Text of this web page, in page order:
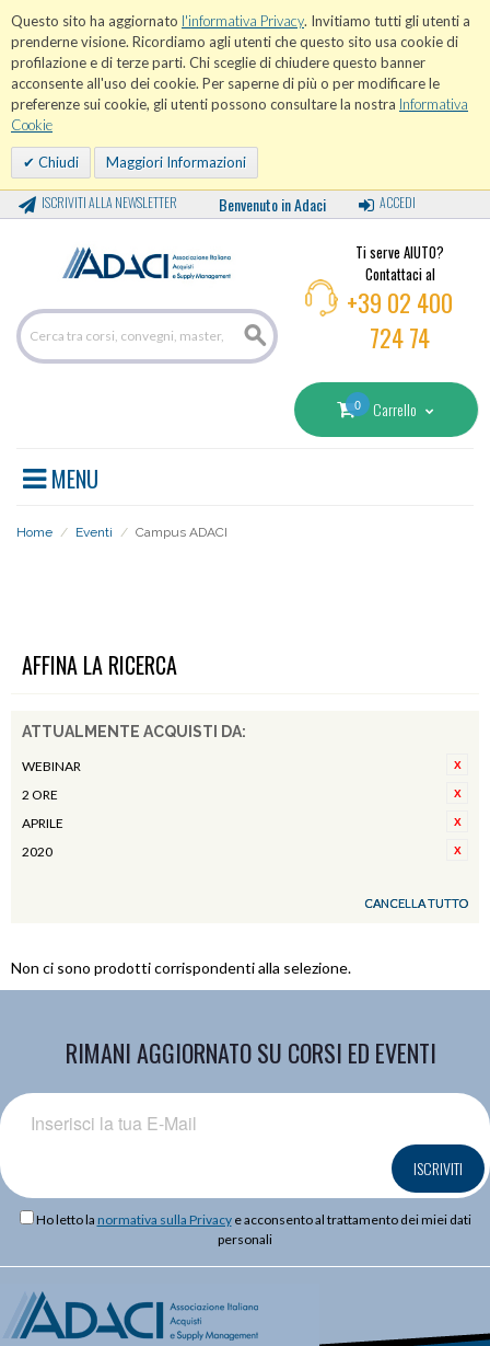
Questo sito ha aggiornato l'informativa Privacy. Invitiamo tutti gli utenti a
prenderne visione. Ricordiamo agli utenti che questo sito usa cookie di
profilazione e di terze parti. Chi sceglie di chiudere questo banner
acconsente all'uso dei cookie. Per saperne di più o per modificare le
preferenze sui cookie, gli utenti possono consultare la nostra Informativa
Cookie
Chiudi Maggiori Informazioni
ISCRIVITI ALLA NEWSLETTER Benvenuto in Adaci ACCEDI
Ti serve AIUTO?
Contattaci al
+39 02 400
724 74
0 Carrello
MENU
Home / Eventi / Campus ADACI
AFFINA LA RICERCA
ATTUALMENTE ACQUISTI DA:
WEBINAR
2 ORE
APRILE
2020
CANCELLA TUTTO
Non ci sono prodotti corrispondenti alla selezione.
RIMANI AGGIORNATO SU CORSI ED EVENTI
ISCRIVITI
Ho letto la normativa sulla Privacye acconsento al trattamento dei miei dati
personali